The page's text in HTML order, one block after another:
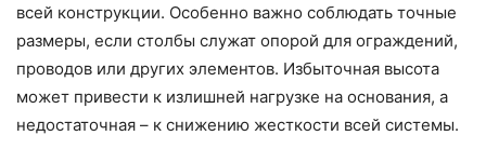
всей конструкции. Особенно важно соблюдать точные
размеры, если столбы служат опорой для ограждений,
проводов или других элементов. Избыточная высота
может привести к излишней нагрузке на основания, а
недостаточная – к снижению жесткости всей системы.